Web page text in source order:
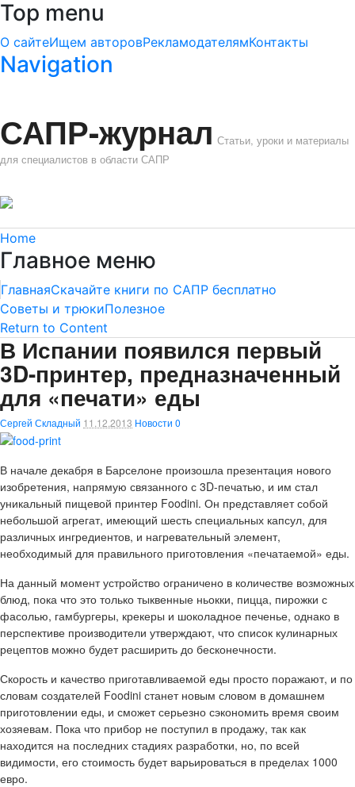
Top menu
О сайтеИщем авторовРекламодателямКонтакты
Navigation
САПР-журнал Статьи, уроки и материалы
для специалистов в области САПР
Home
Главное меню
ГлавнаяСкачайте книги по САПР бесплатно
Советы и трюкиПолезное
Return to Content
В Испании появился первый
3D-принтер, предназначенный
для «печати» еды
Сергей Складный 11.12.2013 Новости 0
В начале декабря в Барселоне произошла презентация нового
изобретения, напрямую связанного с 3D-печатью, и им стал
уникальный пищевой принтер Foodini. Он представляет собой
небольшой агрегат, имеющий шесть специальных капсул, для
различных ингредиентов, и нагревательный элемент,
необходимый для правильного приготовления «печатаемой» еды.
На данный момент устройство ограничено в количестве возможных
блюд, пока что это только тыквенные ньокки, пицца, пирожки с
фасолью, гамбургеры, крекеры и шоколадное печенье, однако в
перспективе производители утверждают, что список кулинарных
рецептов можно будет расширить до бесконечности.
Скорость и качество приготавливаемой еды просто поражают, и по
словам создателей Foodini станет новым словом в домашнем
приготовлении еды, и сможет серьезно сэкономить время своим
хозяевам. Пока что прибор не поступил в продажу, так как
находится на последних стадиях разработки, но, по всей
видимости, его стоимость будет варьироваться в пределах 1000
евро.